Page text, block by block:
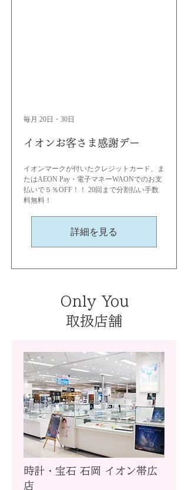
毎月 20日・30日
イオンお客さま感謝デー
イオンマークが付いたクレジットカード、ま
たはAEON Pay・電子マネーWAONでのお支
払いで５％OFF！！ 20回まで分割払い手数
料無料！
詳細を見る
Only You
取扱店舗
時計・宝石 石岡 イオン帯広
店